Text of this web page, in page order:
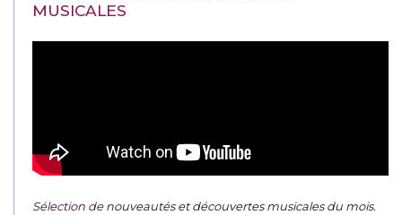
MUSICALES
Sélection denouveautés et découvertes musicales du mois.